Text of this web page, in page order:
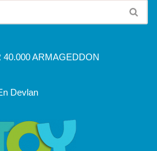
ARMAGEDDON
Devlan